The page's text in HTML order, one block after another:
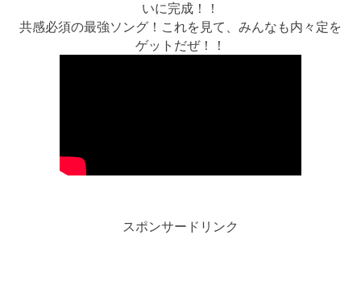
いに完成！！
共感必須の最強ソング！これを見て、みんなも内々定を
ゲットだぜ！！
スポンサードリンク